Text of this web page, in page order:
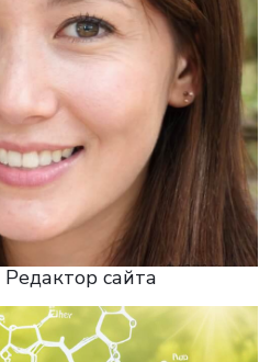
Редактор сайта